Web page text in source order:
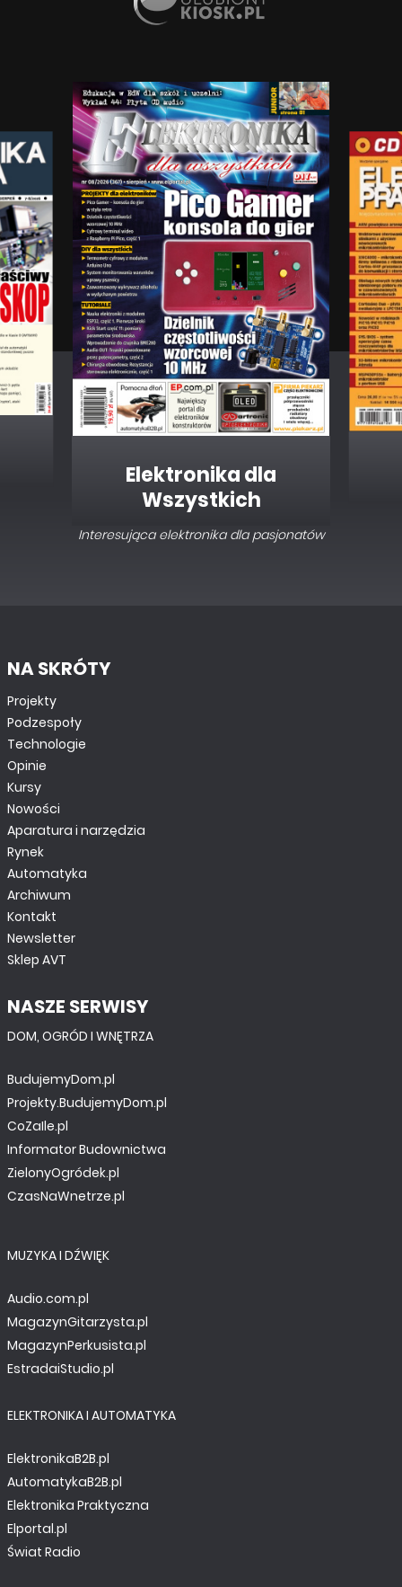
Elektronika dla
Wszystkich
Interesująca elektronika dla pasjonatów
NA SKRÓTY
Projekty
Podzespoły
Technologie
Opinie
Kursy
Nowości
Aparatura i narzędzia
Rynek
Automatyka
Archiwum
Kontakt
Newsletter
Sklep AVT
NASZE SERWISY
DOM, OGRÓD I WNĘTRZA
BudujemyDom.pl
Projekty.BudujemyDom.pl
CoZaIle.pl
Informator Budownictwa
ZielonyOgródek.pl
CzasNaWnetrze.pl
MUZYKA I DŹWIĘK
Audio.com.pl
MagazynGitarzysta.pl
MagazynPerkusista.pl
EstradaiStudio.pl
ELEKTRONIKA I AUTOMATYKA
ElektronikaB2B.pl
AutomatykaB2B.pl
Elektronika Praktyczna
Elportal.pl
Świat Radio